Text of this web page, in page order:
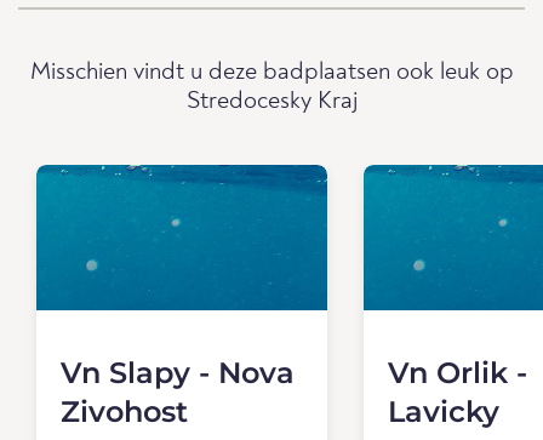
Misschien vindt u deze badplaatsen ook leuk op
Stredocesky Kraj
Vn Slapy - Nova
Zivohost
Vn Orlik -
Lavicky